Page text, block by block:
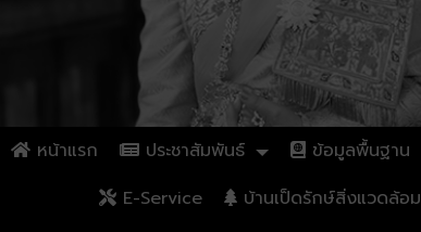
หน้าแรก ประชาสัมพันธ์ ข้อมูลพื้นฐาน
E-Service
บ้านเป็ดรักษ์สิ่งแวดล้อม